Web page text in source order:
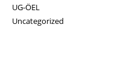
UG-ÖEL
Uncategorized